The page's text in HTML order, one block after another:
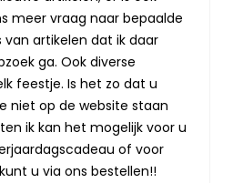
meer vraag naar bepaalde
artikelen dat ik daar
ga. Ook diverse
feestje. Is het zo dat u
niet op de website staan
ik kan het mogelijk voor u
of voor
u via ons bestellen!!